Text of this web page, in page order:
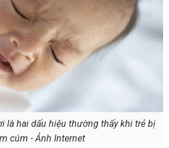
là hai dấu hiệu thường thấy khi trẻ bị
cúm - Ảnh Internet